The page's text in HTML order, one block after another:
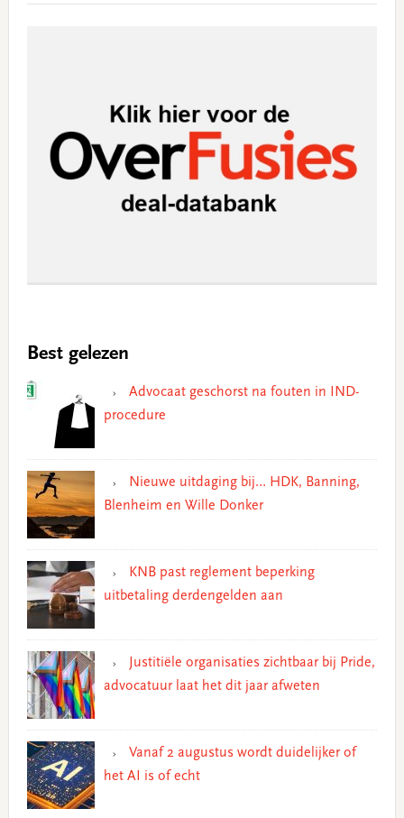
Best gelezen
Advocaat geschorst na fouten in IND-
procedure
Nieuwe uitdaging bij… HDK, Banning,
Blenheim en Wille Donker
KNB past reglement beperking
uitbetaling derdengelden aan
Justitiële organisaties zichtbaar bij Pride,
advocatuur laat het dit jaar afweten
Vanaf 2 augustus wordt duidelijker of
het AI is of echt